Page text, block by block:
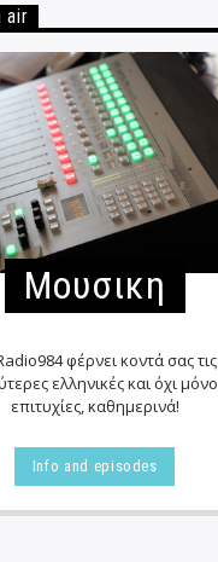
air
Μουσικη
φέρνει κοντά σας τις
ελληνικές και όχι μόνο
επιτυχίες, καθημερινά!
Info and episodes